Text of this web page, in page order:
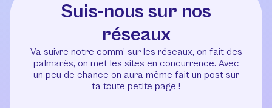
Suis-nous sur nos
réseaux
Va suivre notre comm’ sur les réseaux, on fait des
palmarès, on met les sites en concurrence. Avec
un peu de chance on aura même fait un post sur
ta toute petite page !